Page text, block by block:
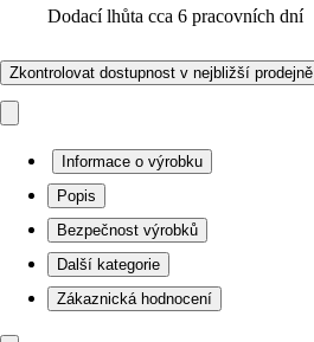
Dodací lhůta cca 6 pracovních dní
Zkontrolovat dostupnost v nejbližší prodejně
Informace o výrobku
Popis
Bezpečnost výrobků
Další kategorie
Zákaznická hodnocení